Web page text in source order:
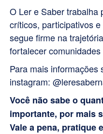
O Ler e Saber trabalha
críticos, participativos
segue firme na
fortalecer
Para mais informações
instagram:
Você não sabe o
importante, por mais
Vale a pena, pratique